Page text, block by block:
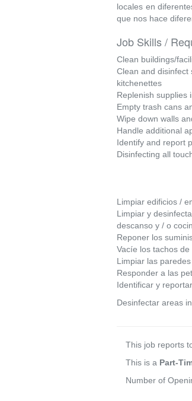
locales en
que nos hace
Job Skills /
Clean buildings/
Clean and
kitchenettes
Replenish supplies
Empty trash cans
Wipe down walls
Handle additional
Identify and report
Disinfecting all
Limpiar edificios /
Limpiar y
descanso y / o
Reponer los
Vacíe los tachos
Limpiar las
Responder a las
Identificar y
Desinfectar areas
This job reports
This is a Part-
Number of